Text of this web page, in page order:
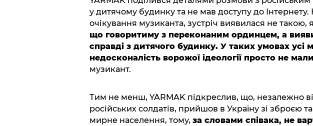
у дитячому будинку та не мав доступу до
очікування музиканта, зустріч виявилася не такою,
що говоритиму з переконаним ординцем, а
справді з дитячого будинку. У таких умовах усі
недосконалість ворожої ідеології просто не
музикант.
Тим не менш, YARMAK підкреслив, що, незалежно
російських солдатів, прийшов в Україну зі зброєю
мирне населення, тому, за словами співака, не